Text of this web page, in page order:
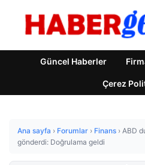
Güncel Haberler
Çerez
Ana sayfa › Forumlar › Finans › ABD
gönderdi: Doğrulama geldi